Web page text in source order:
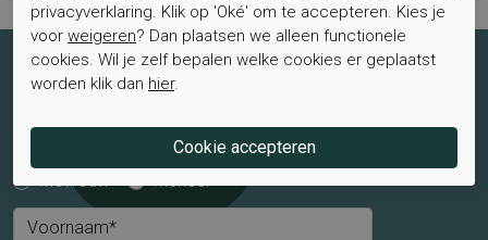
Schrijf je nu in voor de nieuwsbrief
laatste aanbiedingen en trends.
Mevrouw Meneer
Voornaam*
privacyverklaring. Klik op 'Oké' om te accepteren. Kies je
voor weigeren? Dan plaatsen we alleen functionele
cookies. Wil je zelf bepalen welke cookies er geplaatst
worden klik dan hier.